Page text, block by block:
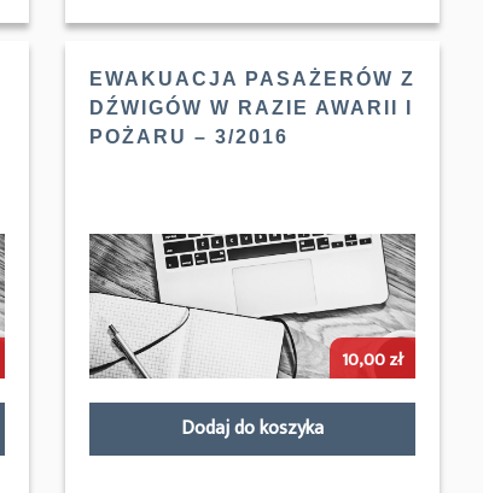
EWAKUACJA PASAŻERÓW Z
DŹWIGÓW W RAZIE AWARII I
POŻARU – 3/2016
10,00zł
Dodaj do koszyka